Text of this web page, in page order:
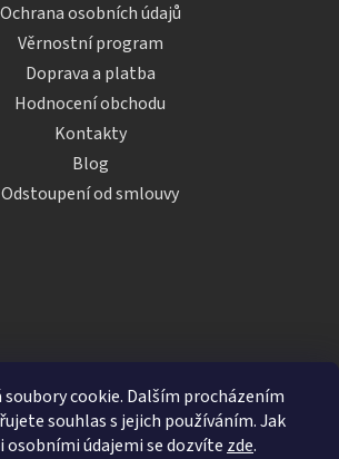
cookie. Dalším procházením
souhlas s jejich používáním. Jak
osobními údajemi se dozvíte zde.
Ochrana osobních údajů
Věrnostní program
Doprava a platba
Hodnocení obchodu
Kontakty
Blog
Odstoupení od smlouvy
Vytvořil Shoptet